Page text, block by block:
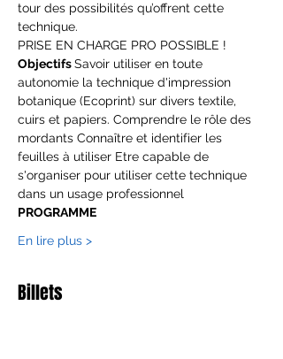
tour des possibilités qu’offrent cette
technique.
PRISE EN CHARGE PRO POSSIBLE !
Objectifs Savoir utiliser en toute
autonomie la technique d'impression
botanique (Ecoprint) sur divers textile,
cuirs et papiers. Comprendre le rôle des
mordants Connaître et identifier les
feuilles à utiliser Etre capable de
s'organiser pour utiliser cette technique
dans un usage professionnel
PROGRAMME
En lire plus >
Billets